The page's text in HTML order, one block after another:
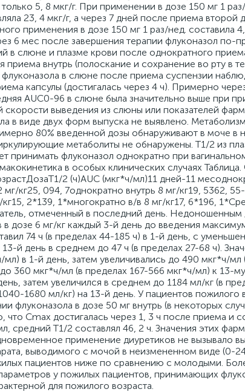
5, 8 мкг/г. При применении в дозе 150 мг 1
23, 4 мкг/г, а через 7 дней после приема второй
применения в дозе 150 мг 1 раз/нед. составила
6 мес после завершения терапии флуконазол по-
в слюне и плазме крови после однократного
приема внутрь (полоскание и сохранение во рту в
в слюне после приема суспензии
капсулы (достигалась через 4 ч). Примерно
AUC0-96 в слюне была значительно выше при
скорости выведения из слюны или показателей
в виде двух форм выпуска не выявлено.
80% введенной дозы обнаруживают в моче в
метаболиты не обнаружены. T1/2 из
принимать флуконазол однократно при
в особых клинических случаях
2 (ч)AUC (мкг*ч/мл)11 дней-11
мг/кг25, 094, 7однократно внутрь 8 мг/кг19, 5362,
2*139, 1*многократно в/в 8 мг/кг17, 6*196,
отмеченный в последний день. Недоношенным
дозе 6 мг/кг каждый 3-й день до введения
74 ч (в пределах 44-185 ч) в 1-й день, с
й день в среднем до 47 ч (в пределах 27-68 ч).
в 1-й день, затем увеличивались до 490 мкг*ч/
360 мкг*ч/мл (в пределах 167-566 мкг*ч/мл) к 13-
затем увеличился в среднем до 1184 мл/кг (в
1680 мл/кг) на 13-й день. У пациентов пожилого
флуконазола в дозе 50 мг внутрь (в некоторых
что Cmax достигалась через 1, 3 ч после приема и
средний T1/2 составлял 46, 2 ч. Значения этих
применение диуретиков не вызывало
выводимого с мочой в неизмененном виде (0-
пациентов ниже по сравнению с молодыми.
у пожилых пациентов, принимающих
для пожилого возраста.